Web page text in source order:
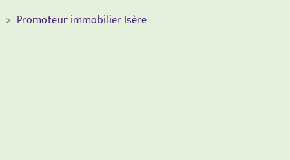
Promoteur immobilier Isère